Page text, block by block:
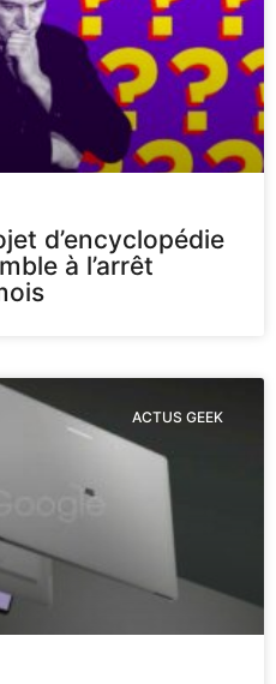
d’encyclopédie
à l’arrêt
ACTUS GEEK